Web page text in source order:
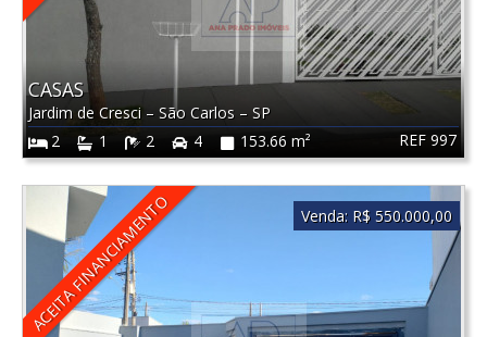
REF 997
CASAS
Jardim de Cresci – São Carlos – SP
2
1 2 4 153.66 m²
ACEITA FINANCIAMENTO Venda: R$ 550.000,00